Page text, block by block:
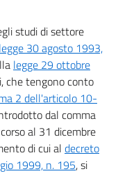
studi di settore
30 agosto 1993,
legge 29 ottobre
che tengono conto
2 dell'articolo 10-
dal comma
al 31 dicembre
di cui al decreto
1999, n. 195, si